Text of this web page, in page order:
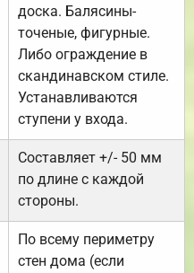
доска. Балясины-
точеные, фигурные.
Либо ограждение в
скандинавском стиле.
Устанавливаются
ступени у входа.
Составляет +/- 50 мм
по длине с каждой
стороны.
По всему периметру
стен дома (если